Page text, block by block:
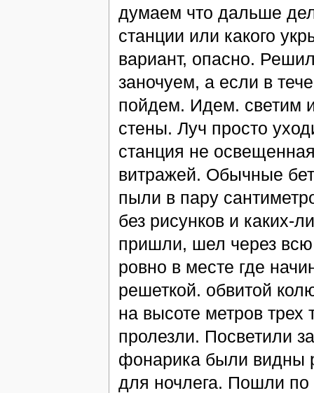
думаем что дальше
станции или какого
вариант, опасно.
заночуем, а если в
пойдем. Идем. светим
стены. Луч просто
станция не
витражей. Обычные
пыли в пару
без рисунков и каких-
пришли, шел через
ровно в месте где
решеткой. обвитой
на высоте метров
пролезли. Посветили
фонарика были видны
для ночлега. Пошли по